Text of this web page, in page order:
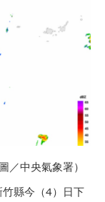
／中央氣象署）
縣今（4）日下